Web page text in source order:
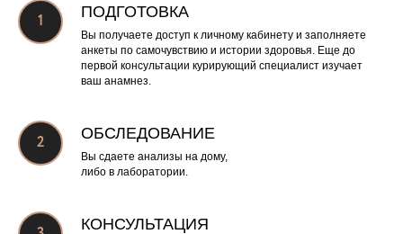
ПОДГОТОВКА
Вы получаете доступ к личному кабинету и заполняете
анкеты по самочувствию и истории здоровья. Еще до
первой консультации курирующий специалист изучает
ваш анамнез.
ОБСЛЕДОВАНИЕ
Вы сдаете анализы на дому,
либо в лаборатории.
КОНСУЛЬТАЦИЯ